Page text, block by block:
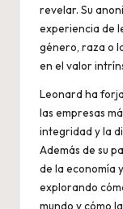
revelar. Su
experiencia de
género, raza o
en el valor
Leonard ha
las empresas
integridad y la
Además de su
de la economía
explorando
mundo y cómo